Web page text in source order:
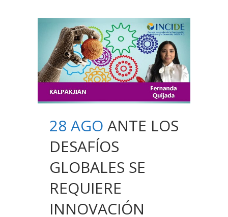
28 AGO ANTE LOS
DESAFÍOS
GLOBALES SE
REQUIERE
INNOVACIÓN